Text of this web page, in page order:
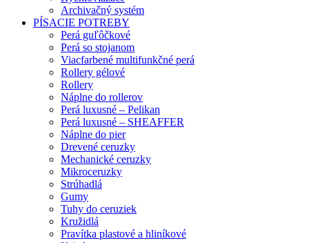
Archivačný systém
PÍSACIE POTREBY
Perá guľôčkové
Perá so stojanom
Viacfarbené multifunkčné perá
Rollery gélové
Rollery
Náplne do rollerov
Perá luxusné – Pelikan
Perá luxusné – SHEAFFER
Náplne do pier
Drevené ceruzky
Mechanické ceruzky
Mikroceruzky
Strúhadlá
Gumy
Tuhy do ceruziek
Kružidlá
Pravítka plastové a hliníkové